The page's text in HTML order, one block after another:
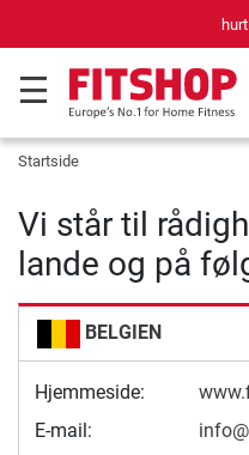
Startside
Vi står til
lande og på
BELGIEN
Hjemmeside:
E-mail: